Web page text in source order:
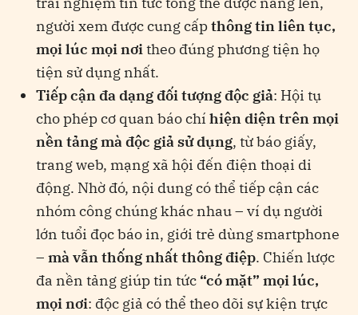
người xem được cung cấpthông tin liên tục,
mọi lúc mọi nơi theo đúng phương tiện họ
tiện sử dụng nhất​.
Tiếp cận đa dạng đối tượng độc giả: Hội tụ
cho phép cơ quan báo chí hiện diện trên mọi
nền tảng mà độc giả sử dụng, từ báo giấy,
trang web, mạng xã hội đến điện thoại di
động. Nhờ đó, nội dung có thể tiếp cận các
nhóm công chúng khác nhau – ví dụ người
lớn tuổi đọc báo in, giới trẻ dùng smartphone
– mà vẫn thống nhất thông điệp. Chiến lược
đa nền tảng giúp tin tức “có mặt” mọi lúc,
mọi nơi: độc giả có thể theo dõi sự kiện trực